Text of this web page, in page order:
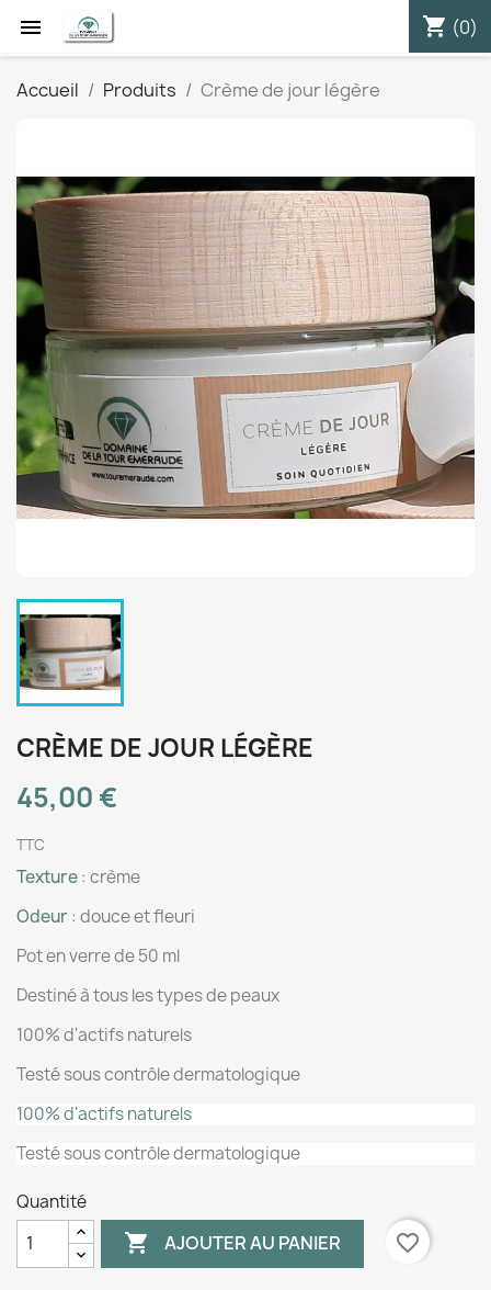
 shopping_cart (0)
Accueil Produits Crème de jour légère
CRÈME DE JOUR LÉGÈRE
45,00 €
TTC
Texture: crème
Odeur: douce et fleuri
Pot en verre de 50 ml
Destiné à tous les types de peaux
100% d'actifs naturels
Testé sous contrôle dermatologique
100% d'actifs naturels
Testé sous contrôle dermatologique
Quantité
 AJOUTER AU PANIER favorite_border